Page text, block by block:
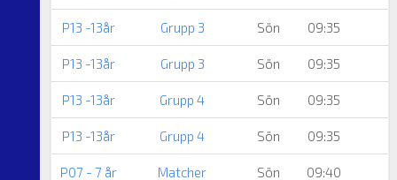
P13 -13år Grupp 3 Sön 09:35
P13 -13år Grupp 3 Sön 09:35
P13 -13år Grupp 4 Sön 09:35
P13 -13år Grupp 4 Sön 09:35
P07 - 7 år Matcher Sön 09:40